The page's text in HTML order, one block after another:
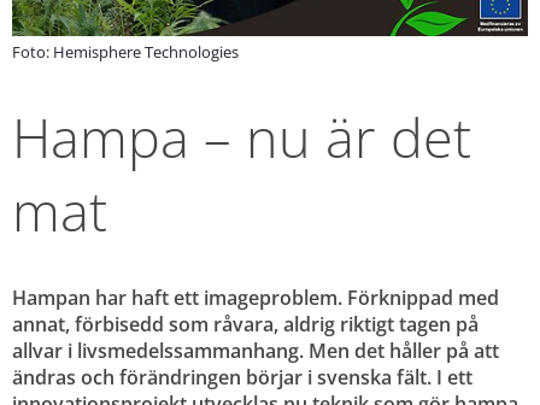
Foto: Hemisphere Technologies
Hampa – nu är det
mat
Hampan har haft ett imageproblem. Förknippad med
annat, förbisedd som råvara, aldrig riktigt tagen på
allvar i livsmedelssammanhang. Men det håller på att
ändras och förändringen börjar i svenska fält. I ett